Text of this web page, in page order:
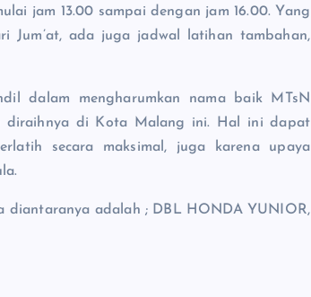
jam 13.00 sampai dengan jam 16.00. Yang
Jum’at, ada juga jadwal latihan tambahan,
dalam mengharumkan nama baik MTsN
diraihnya di Kota Malang ini. Hal ini dapat
secara maksimal, juga karena upaya
diantaranya adalah ; DBL HONDA YUNIOR,